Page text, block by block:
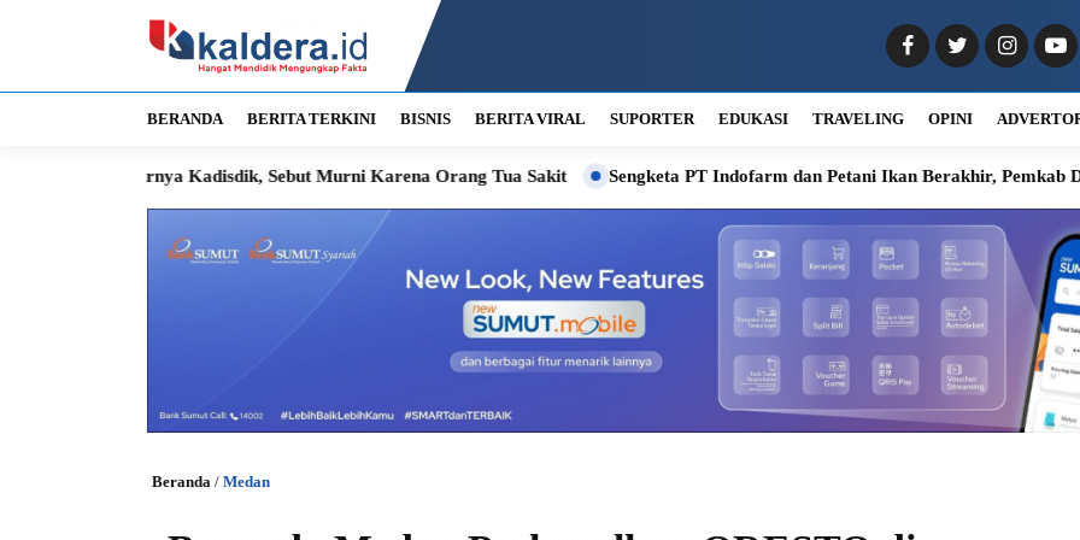
BERANDA BERITA TERKINI BISNIS BERITA VIRAL SUPORTER EDUKASI TRAVELING OPINI
Kadisdik, Sebut Murni Karena Orang Tua Sakit Sengketa PT Indofarm dan Petani Ikan Berakhir, Pemkab Deli Serdang
Beranda / Medan